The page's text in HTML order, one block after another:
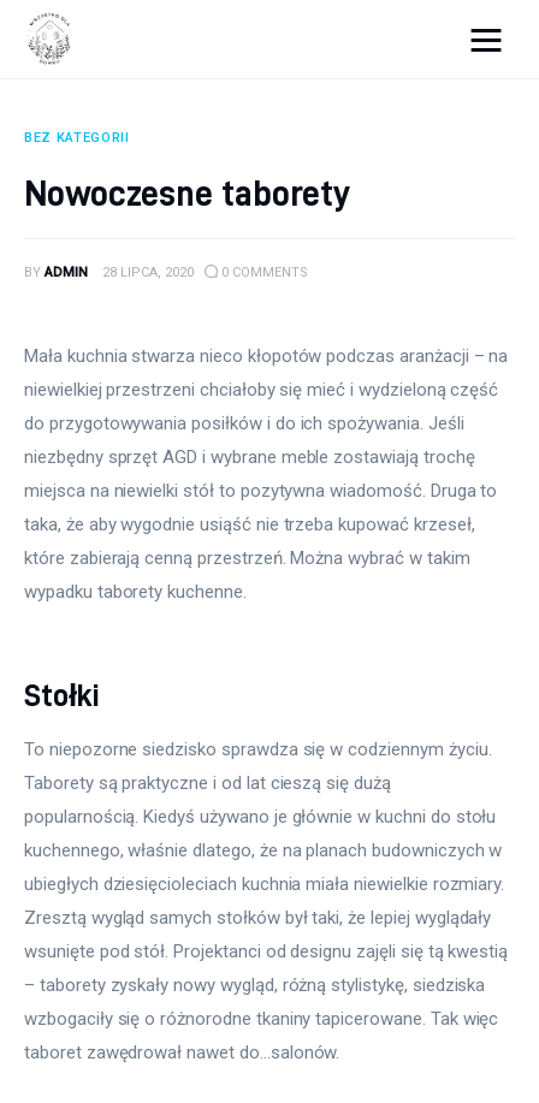
Porady budowlane
BEZ KATEGORII
Nowoczesne taborety
BY ADMIN 28 LIPCA, 2020 0 COMMENTS
Mała kuchnia stwarza nieco kłopotów podczas aranżacji – na
niewielkiej przestrzeni chciałoby się mieć i wydzieloną część
do przygotowywania posiłków i do ich spożywania. Jeśli
niezbędny sprzęt AGD i wybrane meble zostawiają trochę
miejsca na niewielki stół to pozytywna wiadomość. Druga to
taka, że aby wygodnie usiąść nie trzeba kupować krzeseł,
które zabierają cenną przestrzeń. Można wybrać w takim
wypadku taborety kuchenne.
Stołki
To niepozorne siedzisko sprawdza się w codziennym życiu.
Taborety są praktyczne i od lat cieszą się dużą
popularnością. Kiedyś używano je głównie w kuchni do stołu
kuchennego, właśnie dlatego, że na planach budowniczych w
ubiegłych dziesięcioleciach kuchnia miała niewielkie rozmiary.
Zresztą wygląd samych stołków był taki, że lepiej wyglądały
wsunięte pod stół. Projektanci od designu zajęli się tą kwestią
– taborety zyskały nowy wygląd, różną stylistykę, siedziska
wzbogaciły się o różnorodne tkaniny tapicerowane. Tak więc
taboret zawędrował nawet do…salonów.